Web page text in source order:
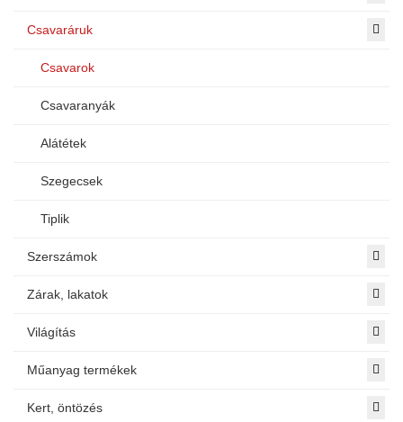
Csavaráruk
Csavarok
Csavaranyák
Alátétek
Szegecsek
Tiplik
Szerszámok
Zárak, lakatok
Világítás
Műanyag termékek
Kert, öntözés